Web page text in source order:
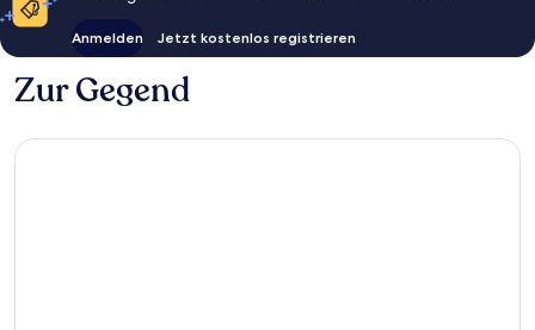
Anmelden Jetzt kostenlos registrieren
Zur Gegend